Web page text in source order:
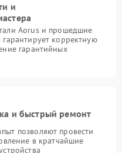
и
Aorus и прошедшие
корректную
гарантийных
и быстрый ремонт
позволяют провести
в кратчайшие